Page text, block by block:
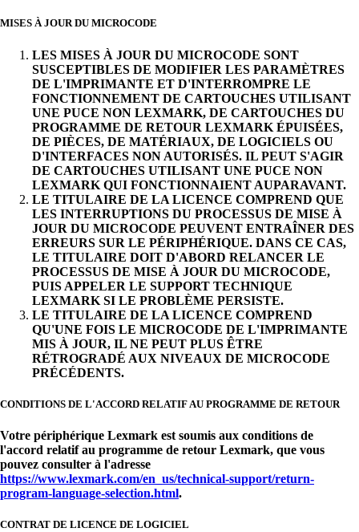
MISES À JOUR DU MICROCODE
LES MISES À JOUR DU MICROCODE SONT
SUSCEPTIBLES DE MODIFIER LES PARAMÈTRES
DE L'IMPRIMANTE ET D'INTERROMPRE LE
FONCTIONNEMENT DE CARTOUCHES UTILISANT
UNE PUCE NON LEXMARK, DE CARTOUCHES DU
PROGRAMME DE RETOUR LEXMARK ÉPUISÉES,
DE PIÈCES, DE MATÉRIAUX, DE LOGICIELS OU
D'INTERFACES NON AUTORISÉS. IL PEUT S'AGIR
DE CARTOUCHES UTILISANT UNE PUCE NON
LEXMARK QUI FONCTIONNAIENT AUPARAVANT.
LE TITULAIRE DE LA LICENCE COMPREND QUE
LES INTERRUPTIONS DU PROCESSUS DE MISE À
JOUR DU MICROCODE PEUVENT ENTRAÎNER DES
ERREURS SUR LE PÉRIPHÉRIQUE. DANS CE CAS,
LE TITULAIRE DOIT D'ABORD RELANCER LE
PROCESSUS DE MISE À JOUR DU MICROCODE,
PUIS APPELER LE SUPPORT TECHNIQUE
LEXMARK SI LE PROBLÈME PERSISTE.
LE TITULAIRE DE LA LICENCE COMPREND
QU'UNE FOIS LE MICROCODE DE L'IMPRIMANTE
MIS À JOUR, IL NE PEUT PLUS ÊTRE
RÉTROGRADÉ AUX NIVEAUX DE MICROCODE
PRÉCÉDENTS.
CONDITIONS DE L'ACCORD RELATIF AU PROGRAMME DE RETOUR
Votre périphérique Lexmark est soumis aux conditions de
l'accord relatif au programme de retour Lexmark, que vous
pouvez consulter à l'adresse
https://www.lexmark.com/en_us/technical-support/return-
program-language-selection.html.
CONTRAT DE LICENCE DE LOGICIEL